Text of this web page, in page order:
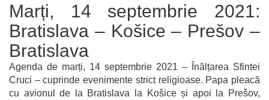
Marți, 14 septembrie 2021:
Bratislava – Košice – Prešov –
Bratislava
Agenda de marți, 14 septembrie 2021 – Înălțarea Sfintei
Cruci – cuprinde evenimente strict religioase. Papa pleacă
cu avionul de la Bratislava la Košice și apoi la Prešov,